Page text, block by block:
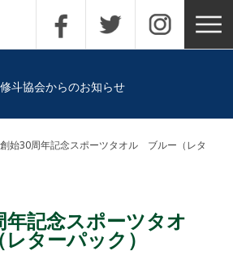
斗協会からのお知らせ
始30周年記念スポーツタオル ブルー（レタ
年記念スポーツタオ
ターパック）